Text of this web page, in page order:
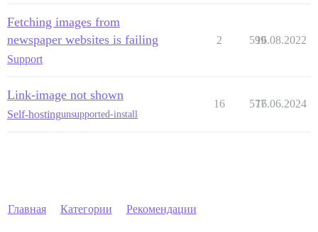
Fetching images from
newspaper websites is failing
Support
2 599
16.08.2022
Link-image not shown
Self-hostingunsupported-install
16 577
16.06.2024
Главная Категории Рекомендации